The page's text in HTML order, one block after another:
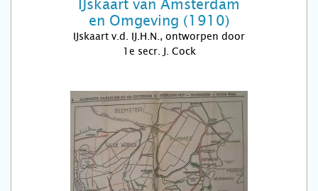
IJskaart van Amsterdam
en Omgeving (1910)
IJskaart v.d. IJ.H.N., ontworpen door
1e secr. J. Cock